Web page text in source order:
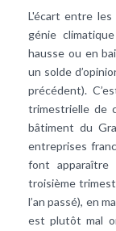
L'écart entre les
génie climatique
hausse ou en
un solde
précédent).
trimestrielle de
bâtiment du
entreprises
font
troisième
l’an passé), en
est plutôt mal